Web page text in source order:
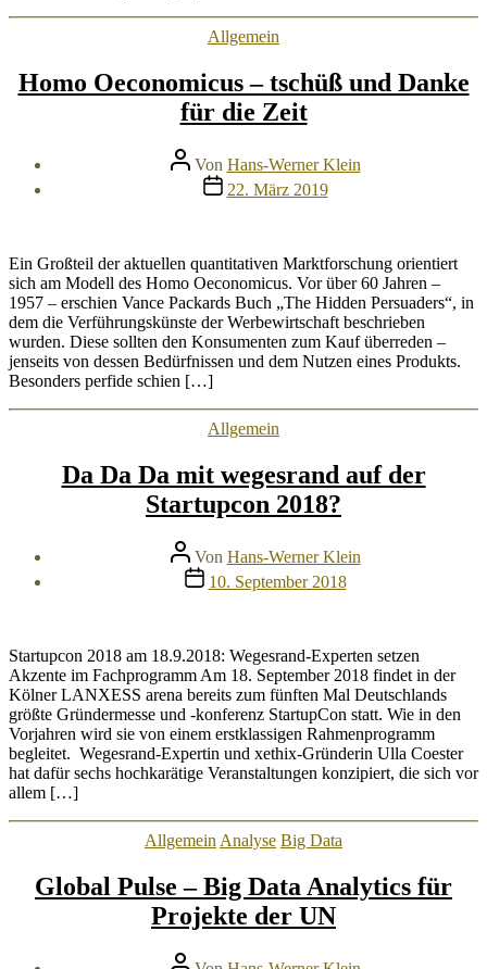
Kategorien
Allgemein
Homo Oeconomicus – tschüß und Danke
für die Zeit
Beitragsautor
Von Hans-Werner Klein
Veröffentlichungsdatum
22. März 2019
Ein Großteil der aktuellen quantitativen Marktforschung orientiert
sich am Modell des Homo Oeconomicus. Vor über 60 Jahren –
1957 – erschien Vance Packards Buch „The Hidden Persuaders“, in
dem die Verführungskünste der Werbewirtschaft beschrieben
wurden. Diese sollten den Konsumenten zum Kauf überreden –
jenseits von dessen Bedürfnissen und dem Nutzen eines Produkts.
Besonders perfide schien […]
Kategorien
Allgemein
Da Da Da mit wegesrand auf der
Startupcon 2018?
Beitragsautor
Von Hans-Werner Klein
Veröffentlichungsdatum
10. September 2018
Startupcon 2018 am 18.9.2018: Wegesrand-Experten setzen
Akzente im Fachprogramm Am 18. September 2018 findet in der
Kölner LANXESS arena bereits zum fünften Mal Deutschlands
größte Gründermesse und -konferenz StartupCon statt. Wie in den
Vorjahren wird sie von einem erstklassigen Rahmenprogramm
begleitet. Wegesrand-Expertin und xethix-Gründerin Ulla Coester
hat dafür sechs hochkarätige Veranstaltungen konzipiert, die sich vor
allem […]
Kategorien
Allgemein Analyse Big Data
Global Pulse – Big Data Analytics für
Projekte der UN
Beitragsautor